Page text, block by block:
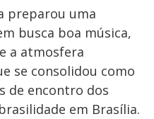
preparou uma
busca boa música,
a atmosfera
se consolidou como
de encontro dos
em Brasília.